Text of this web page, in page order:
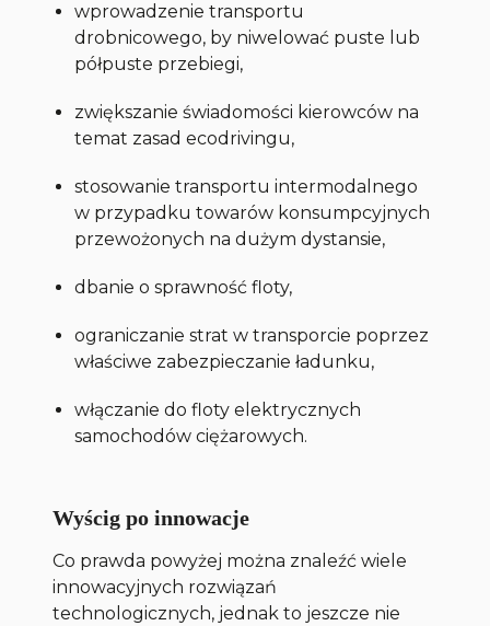
wprowadzenie transportu
drobnicowego, by niwelować puste lub
półpuste przebiegi,
zwiększanie świadomości kierowców na
temat zasad ecodrivingu,
stosowanie transportu intermodalnego
w przypadku towarów konsumpcyjnych
przewożonych na dużym dystansie,
dbanie o sprawność floty,
ograniczanie strat w transporcie poprzez
właściwe zabezpieczanie ładunku,
włączanie do floty elektrycznych
samochodów ciężarowych.
Wyścig po innowacje
Co prawda powyżej można znaleźć wiele
innowacyjnych rozwiązań
technologicznych, jednak to jeszcze nie